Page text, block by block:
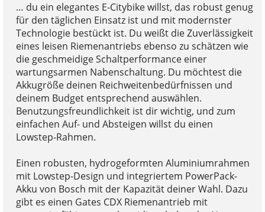
… du ein elegantes E-Citybike willst, das robust genug
für den täglichen Einsatz ist und mit modernster
Technologie bestückt ist. Du weißt die Zuverlässigkeit
eines leisen Riemenantriebs ebenso zu schätzen wie
die geschmeidige Schaltperformance einer
wartungsarmen Nabenschaltung. Du möchtest die
Akkugröße deinen Reichweitenbedürfnissen und
deinem Budget entsprechend auswählen.
Benutzungsfreundlichkeit ist dir wichtig, und zum
einfachen Auf- und Absteigen willst du einen
Lowstep-Rahmen.
Einen robusten, hydrogeformten Aluminiumrahmen
mit Lowstep-Design und integriertem PowerPack-
Akku von Bosch mit der Kapazität deiner Wahl. Dazu
gibt es einen Gates CDX Riemenantrieb mit